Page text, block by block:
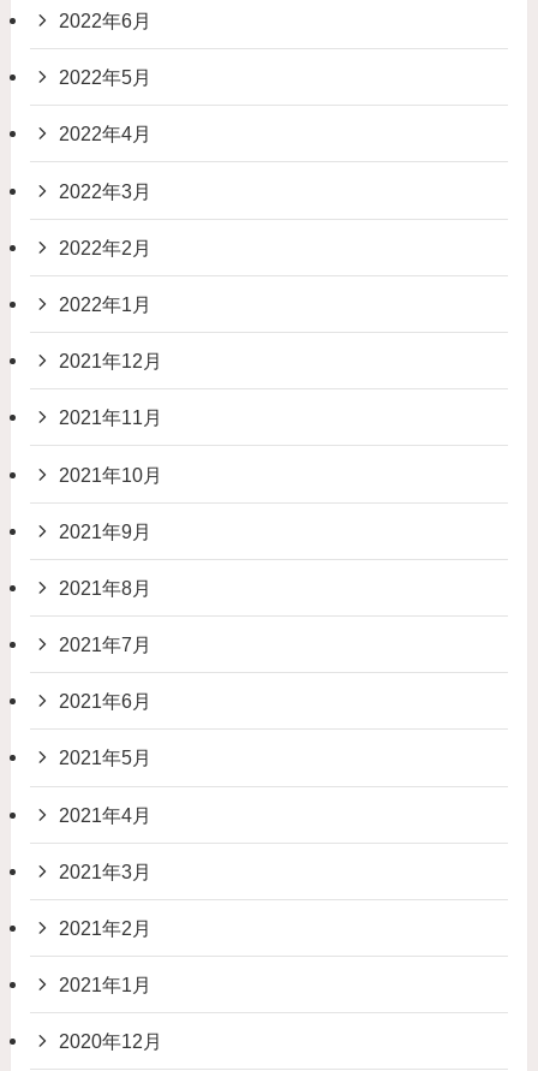
2022年6月
2022年5月
2022年4月
2022年3月
2022年2月
2022年1月
2021年12月
2021年11月
2021年10月
2021年9月
2021年8月
2021年7月
2021年6月
2021年5月
2021年4月
2021年3月
2021年2月
2021年1月
2020年12月